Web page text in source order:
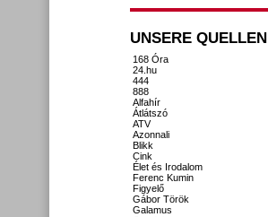
UNSERE QUELLEN
168 Óra
24.hu
444
888
Alfahír
Átlátszó
ATV
Azonnali
Blikk
Cink
Élet és Irodalom
Ferenc Kumin
Figyelő
Gábor Török
Galamus